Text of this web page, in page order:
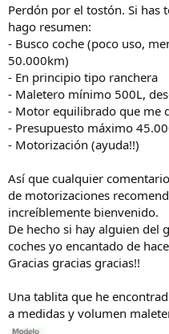
Perdón por el tostón. Si has
hago resumen:
- Busco coche (poco uso,
50.000km)
- En principio tipo ranchera
- Maletero mínimo 500L,
- Motor equilibrado que me
- Presupuesto máximo
- Motorización (ayuda!!)
Así que cualquier
de motorizaciones
increíblemente bienvenido.
De hecho si hay alguien del
coches yo encantado de
Gracias gracias gracias!!
Una tablita que he
a medidas y volumen